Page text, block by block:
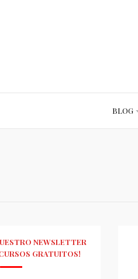
BLOG
NEWSLETTER
GRATUITOS!